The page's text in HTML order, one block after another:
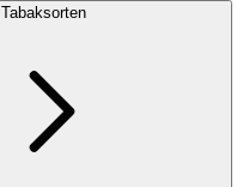
Tabaksorten